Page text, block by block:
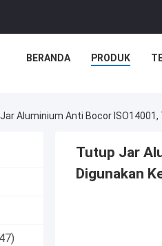
BERANDA PRODUK
Aluminium Anti Bocor
Tutup Jar
Digunakan